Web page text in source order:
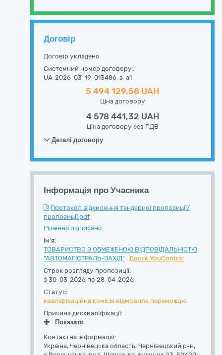
Договір
Договір укладено
Системний номер договору:
UA-2026-03-19-013486-a-a1
5 494 129,58 UAH
Ціна договору
4 578 441,32 UAH
Ціна договору без ПДВ
Деталі договору
Інформація про Учасника
Протокол відхилення тендерної пропозиції/
пропозиції.pdf
Рішення підписано
Ім'я:
ТОВАРИСТВО З ОБМЕЖЕНОЮ ВІДПОВІДАЛЬНІСТЮ
"АВТОМАГІСТРАЛЬ-ЗАХІД"
Досьє YouControl
Строк розгляду пропозиції:
з 30-03-2026 по 28-04-2026
Статус:
кваліфікаційна комісія відмовила переможцю
Причина дискваліфікації:
Показати
Контактна інформація:
Україна, Чернівецька область, Чернівецький р-н,